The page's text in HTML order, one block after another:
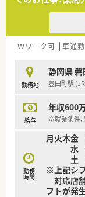
Ｗワーク可 車通
勤務地
静岡県 磐
豊田町駅
給与
年収600
※就業条件、
勤務
時間
月火木金
水 8：
土 8：
※上記シ
対応店
フトが発